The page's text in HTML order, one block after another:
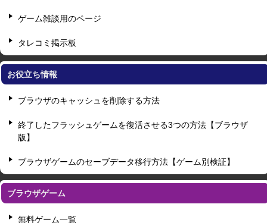
ゲーム雑談用のページ
タレコミ掲示板
お役立ち情報
ブラウザのキャッシュを削除する方法
終了したフラッシュゲームを復活させる3つの方法【ブラウザ
版】
ブラウザゲームのセーブデータ移行方法【ゲーム別検証】
ブラウザゲーム
無料ゲーム一覧